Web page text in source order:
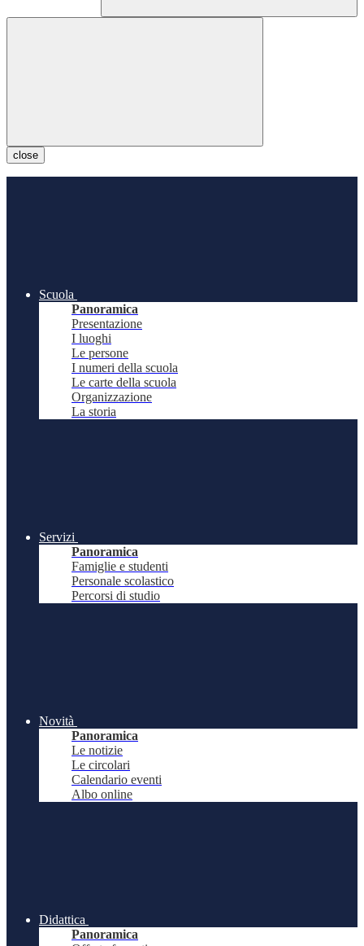
close
Scuola
Panoramica
Presentazione
I luoghi
Le persone
I numeri della scuola
Le carte della scuola
Organizzazione
La storia
Servizi
Panoramica
Famiglie e studenti
Personale scolastico
Percorsi di studio
Novità
Panoramica
Le notizie
Le circolari
Calendario eventi
Albo online
Didattica
Panoramica